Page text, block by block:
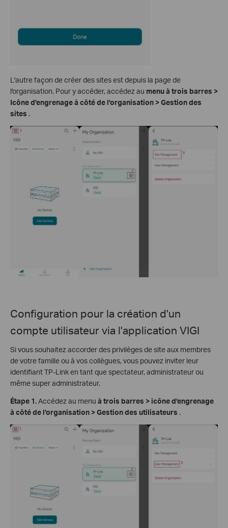
L'autre façon de créer des sites est depuis la page de
l'organisation. Pour y accéder, accédez au menu à trois barres >
Icône d'engrenage à côté de l'organisation > Gestion des
sites .
Configuration pour la création d'un
compte utilisateur via l'application VIGI
Si vous souhaitez accorder des privilèges de site aux membres
de votre famille ou à vos collègues, vous pouvez inviter leur
identifiant TP-Link en tant que spectateur, administrateur ou
même super administrateur.
Étape 1.Accédez au menu à trois barres > icône d’engrenage
à côté de l’organisation > Gestion des utilisateurs .